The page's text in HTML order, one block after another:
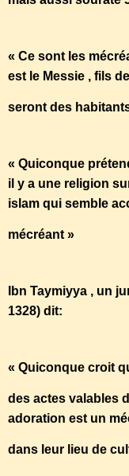
« Ce sont les
est le Messie , fils
seront des
« Quiconque
il y a une religion
islam qui semble
mécréant »
Ibn Taymiyya , un
1328) dit:
« Quiconque croit
des actes valables
adoration est un
dans leur lieu de